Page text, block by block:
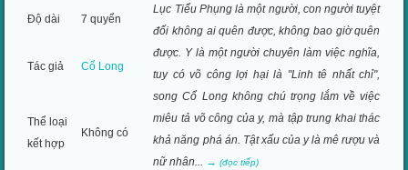
Độ dài 7 quyển
Lục Tiểu Phụng là một người, con người tuyệt
đối không ai quên được, không bao giờ quên
được. Y là một người chuyên làm việc nghĩa,
tuy có võ công lợi hại là "Linh tê nhất chỉ",
song Cổ Long không chú trọng lắm về việc
miêu tả võ công của y, mà tập trung khai thác
khả năng phá án. Tật xấu của y là mê rượu và
nữ nhân... →(đọc tiếp)
Tác giả Cổ Long
Thể loại
kết hợp
Không có